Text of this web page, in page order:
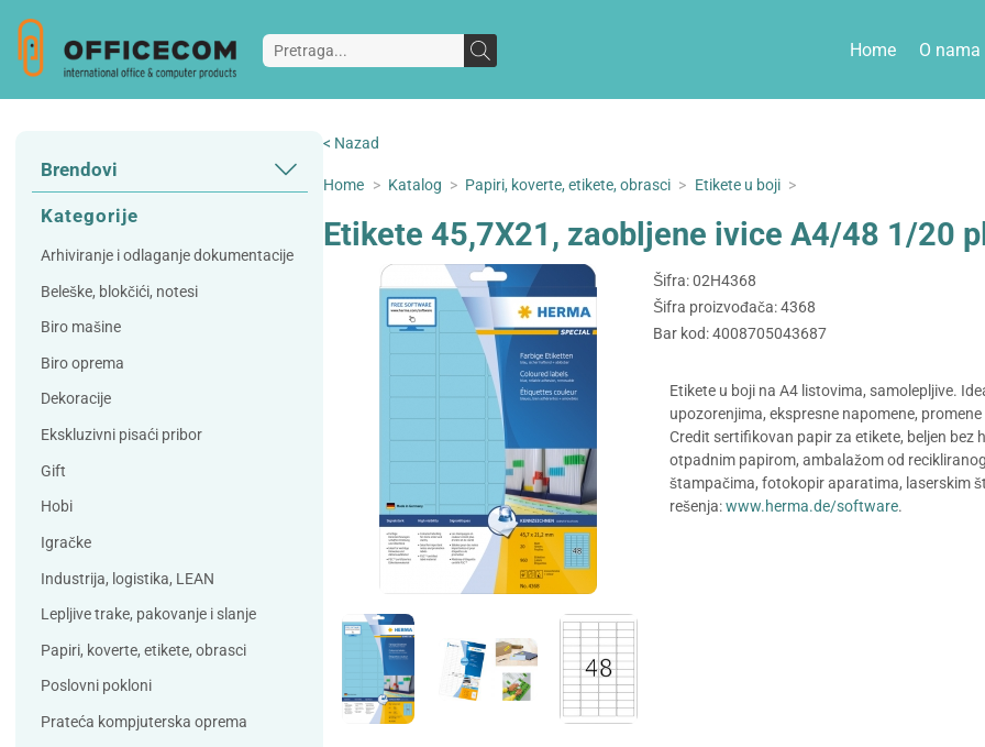
Home O nama
Brendovi
3L
A Plus
Accessories
AD
Alco
Artoz
Bene
Bordlite
Carand'ache
Cleanrange
Debatin
Duracell
ELBA
Eleven
Elix Clean
Falken
Flieger
Fun Range
Kategorije
Arhiviranje i odlaganje dokumentacije
Beleške, blokčići, notesi
Biro mašine
Biro oprema
Dekoracije
Ekskluzivni pisaći pribor
Gift
Hobi
Igračke
Industrija, logistika, LEAN
Lepljive trake, pakovanje i slanje
Papiri, koverte, etikete, obrasci
Poslovni pokloni
Prateća kompjuterska oprema
< Nazad
Home > Katalog > Papiri, koverte, etikete, obrasci > Etikete u boji >
Etikete 45,7X21, zaobljene ivice A4/48 1/20
Šifra: 02H4368
Šifra proizvođača: 4368
Bar kod: 4008705043687
Etikete u boji na A4 listovima, samolepljive.
upozorenjima, ekspresne napomene,
Credit sertifikovan papir za etikete, beljen bez
otpadnim papirom, ambalažom od
štampačima, fotokopir aparatima, laserskim
rešenja:www.herma.de/software.